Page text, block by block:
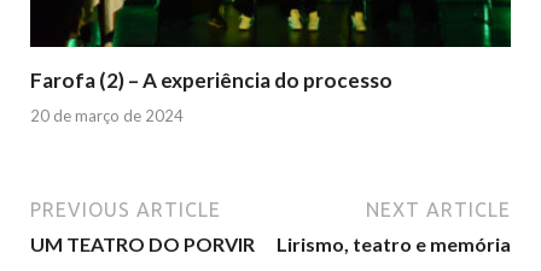
Farofa (2) – A experiência do processo
20 de março de 2024
PREVIOUS ARTICLE
UM TEATRO DO PORVIR
NEXT ARTICLE
Lirismo, teatro e memória